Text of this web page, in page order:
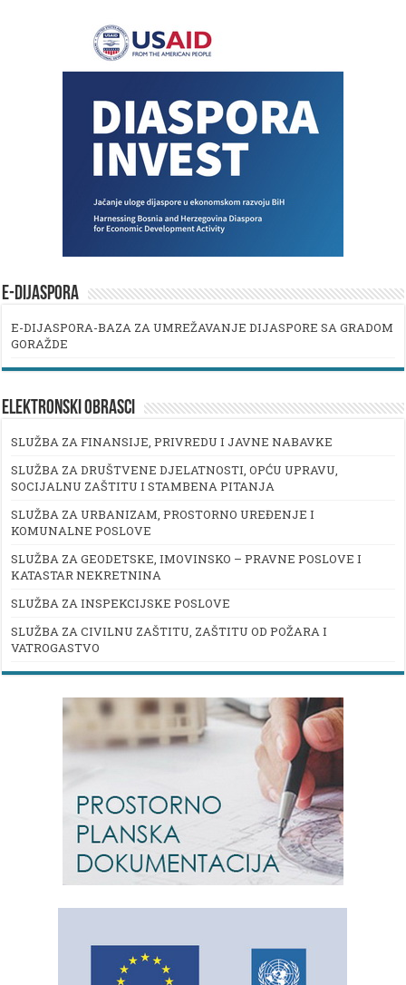
E-DIJASPORA
E-DIJASPORA-BAZA ZA UMREŽAVANJE DIJASPORE SA GRADOM
GORAŽDE
ELEKTRONSKI OBRASCI
SLUŽBA ZA FINANSIJE, PRIVREDU I JAVNE NABAVKE
SLUŽBA ZA DRUŠTVENE DJELATNOSTI, OPĆU UPRAVU,
SOCIJALNU ZAŠTITU I STAMBENA PITANJA
SLUŽBA ZA URBANIZAM, PROSTORNO UREĐENJE I
KOMUNALNE POSLOVE
SLUŽBA ZA GEODETSKE, IMOVINSKO – PRAVNE POSLOVE I
KATASTAR NEKRETNINA
SLUŽBA ZA INSPEKCIJSKE POSLOVE
SLUŽBA ZA CIVILNU ZAŠTITU, ZAŠTITU OD POŽARA I
VATROGASTVO